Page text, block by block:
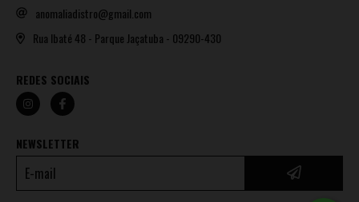
anomaliadistro@gmail.com
Rua Ibaté 48 - Parque Jaçatuba - 09290-430
REDES SOCIAIS
NEWSLETTER